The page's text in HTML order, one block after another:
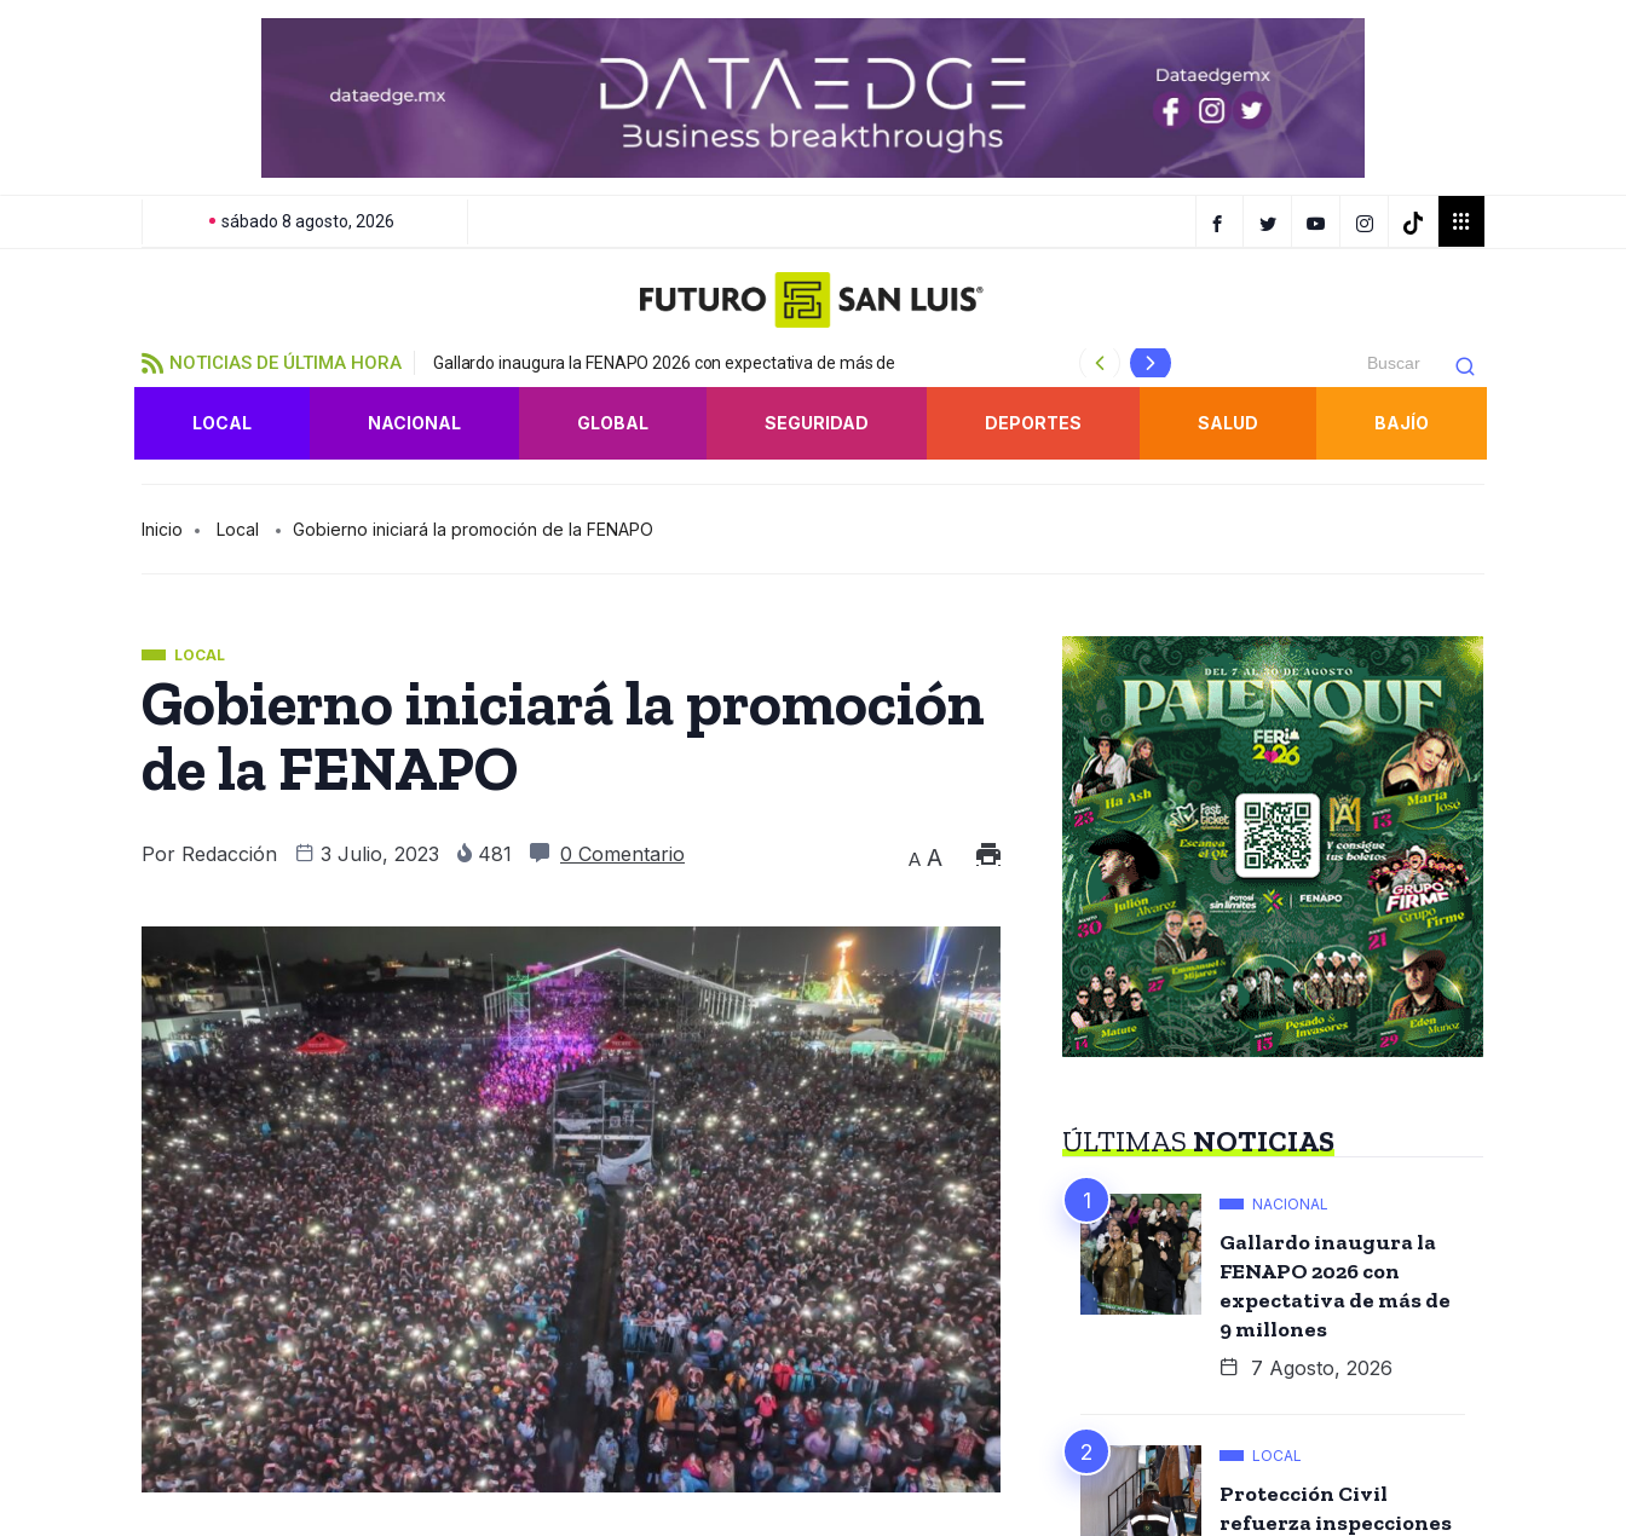
sábado 8 agosto, 2026
NOTICIAS DE ÚLTIMA HORA Gallardo inaugura la FENAPO 2026 con expectativa de más de Protección Civil refuerza inspecciones en juegos
LOCAL NACIONAL GLOBAL SEGURIDAD DEPORTES SALUD BAJÍO
Inicio Local Gobierno iniciará la promoción de la FENAPO
LOCAL
Gobierno iniciará la promoción
de la FENAPO
Por Redacción 3 Julio, 2023 481 0 Comentario A A
ÚLTIMASNOTICIAS
NACIONAL
Gallardo inaugura la
FENAPO 2026 con
expectativa de más de
9 millones
7 Agosto, 2026
LOCAL
Protección Civil
refuerza inspecciones